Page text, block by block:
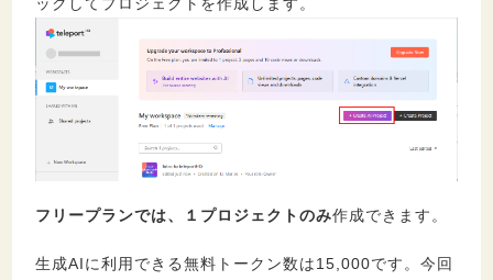
ックしてプロジェクトを作成します。
フリープランでは、１プロジェクトのみ作成できます。
生成AIに利用できる無料トークン数は15,000です。今回